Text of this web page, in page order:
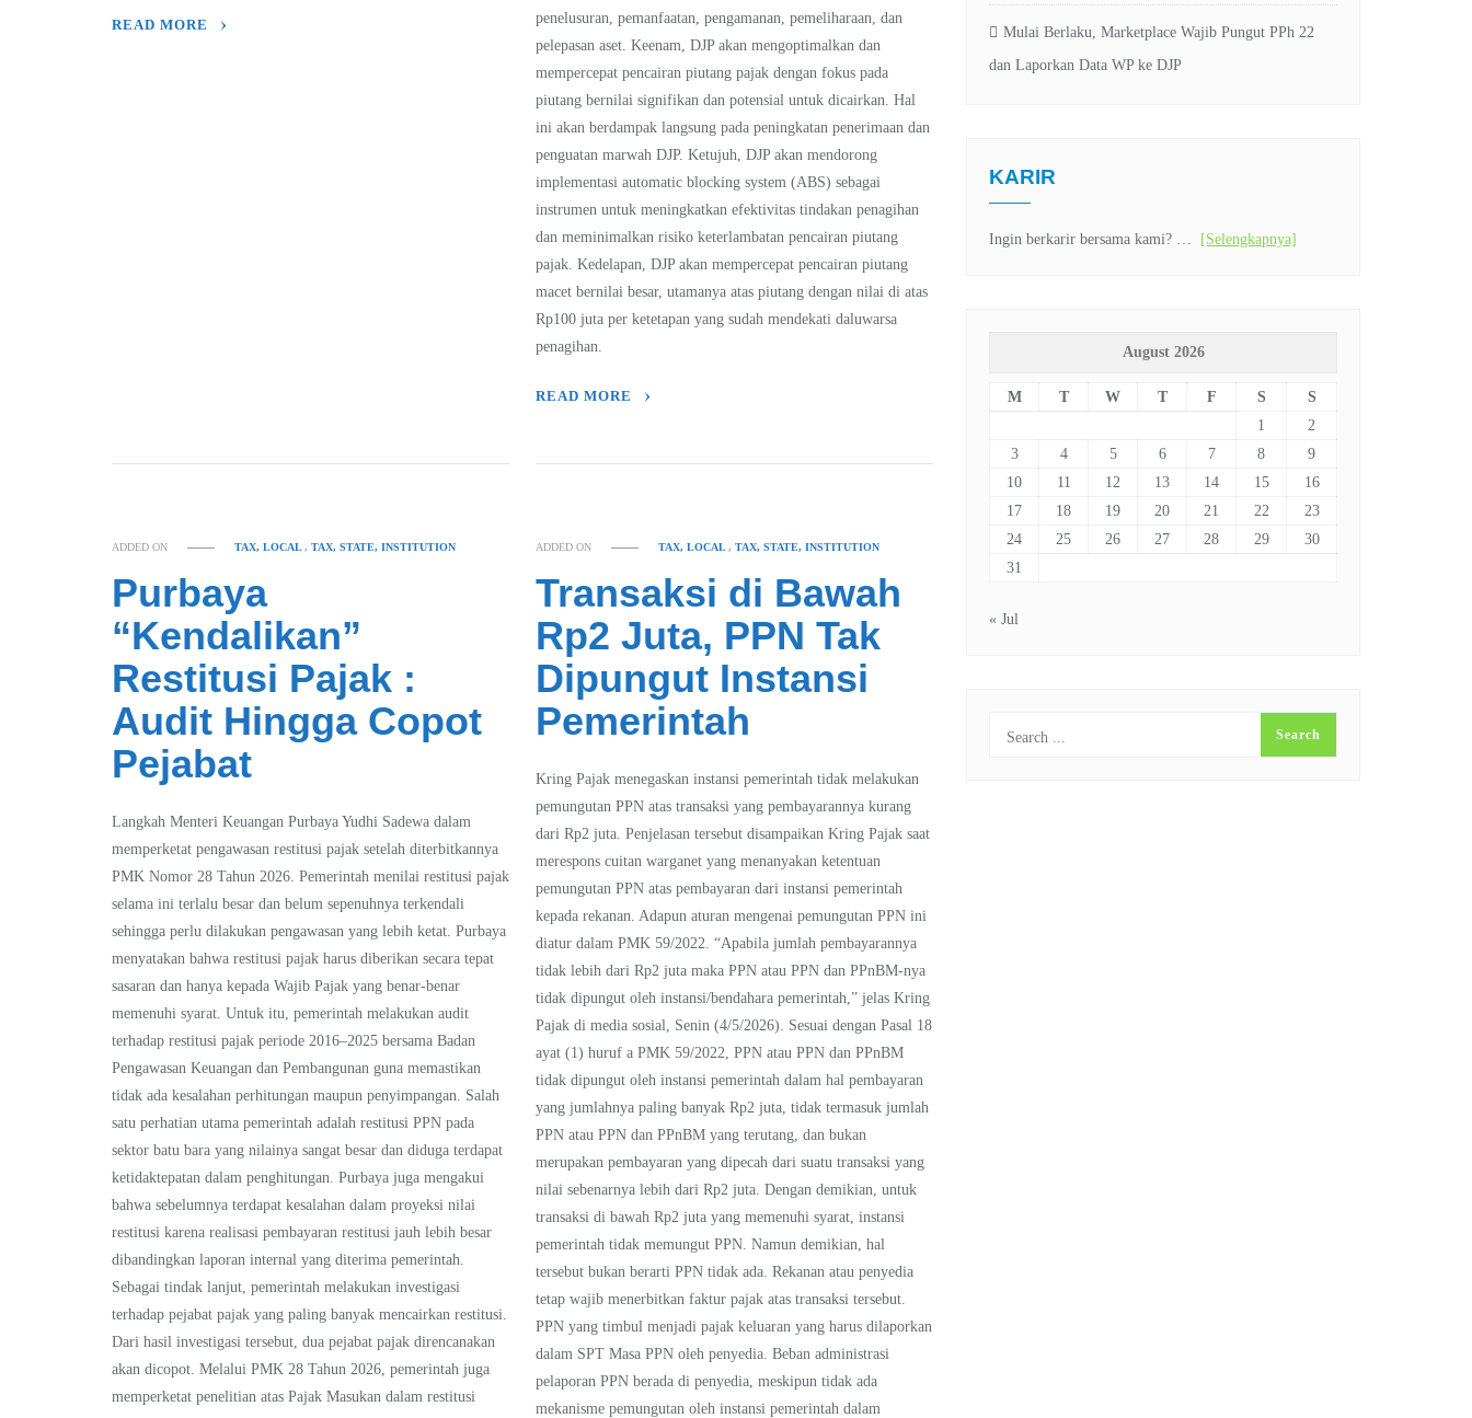
READ MORE
penelusuran, pemanfaatan, pengamanan, pemeliharaan, dan
pelepasan aset. Keenam, DJP akan mengoptimalkan dan
mempercepat pencairan piutang pajak dengan fokus pada
piutang bernilai signifikan dan potensial untuk dicairkan. Hal
ini akan berdampak langsung pada peningkatan penerimaan dan
penguatan marwah DJP. Ketujuh, DJP akan mendorong
implementasi automatic blocking system (ABS) sebagai
instrumen untuk meningkatkan efektivitas tindakan penagihan
dan meminimalkan risiko keterlambatan pencairan piutang
pajak. Kedelapan, DJP akan mempercepat pencairan piutang
macet bernilai besar, utamanya atas piutang dengan nilai di atas
Rp100 juta per ketetapan yang sudah mendekati daluwarsa
penagihan.
READ MORE
ADDED ON TAX, LOCAL,TAX, STATE, INSTITUTION
Purbaya
“Kendalikan”
Restitusi Pajak :
Audit Hingga Copot
Pejabat
Langkah Menteri Keuangan Purbaya Yudhi Sadewa dalam
memperketat pengawasan restitusi pajak setelah diterbitkannya
PMK Nomor 28 Tahun 2026. Pemerintah menilai restitusi pajak
selama ini terlalu besar dan belum sepenuhnya terkendali
sehingga perlu dilakukan pengawasan yang lebih ketat. Purbaya
menyatakan bahwa restitusi pajak harus diberikan secara tepat
sasaran dan hanya kepada Wajib Pajak yang benar-benar
memenuhi syarat. Untuk itu, pemerintah melakukan audit
terhadap restitusi pajak periode 2016–2025 bersama Badan
Pengawasan Keuangan dan Pembangunan guna memastikan
tidak ada kesalahan perhitungan maupun penyimpangan. Salah
satu perhatian utama pemerintah adalah restitusi PPN pada
sektor batu bara yang nilainya sangat besar dan diduga terdapat
ketidaktepatan dalam penghitungan. Purbaya juga mengakui
bahwa sebelumnya terdapat kesalahan dalam proyeksi nilai
restitusi karena realisasi pembayaran restitusi jauh lebih besar
dibandingkan laporan internal yang diterima pemerintah.
Sebagai tindak lanjut, pemerintah melakukan investigasi
terhadap pejabat pajak yang paling banyak mencairkan restitusi.
Dari hasil investigasi tersebut, dua pejabat pajak direncanakan
akan dicopot. Melalui PMK 28 Tahun 2026, pemerintah juga
memperketat penelitian atas Pajak Masukan dalam restitusi
ADDED ON TAX, LOCAL, TAX, STATE, INSTITUTION
Transaksi di Bawah
Rp2 Juta, PPN Tak
Dipungut Instansi
Pemerintah
Kring Pajak menegaskan instansi pemerintah tidak melakukan
pemungutan PPN atas transaksi yang pembayarannya kurang
dari Rp2 juta. Penjelasan tersebut disampaikan Kring Pajak saat
merespons cuitan warganet yang menanyakan ketentuan
pemungutan PPN atas pembayaran dari instansi pemerintah
kepada rekanan. Adapun aturan mengenai pemungutan PPN ini
diatur dalam PMK 59/2022. “Apabila jumlah pembayarannya
tidak lebih dari Rp2 juta maka PPN atau PPN dan PPnBM-nya
tidak dipungut oleh instansi/bendahara pemerintah,” jelas Kring
Pajak di media sosial, Senin (4/5/2026). Sesuai dengan Pasal 18
ayat (1) huruf a PMK 59/2022, PPN atau PPN dan PPnBM
tidak dipungut oleh instansi pemerintah dalam hal pembayaran
yang jumlahnya paling banyak Rp2 juta, tidak termasuk jumlah
PPN atau PPN dan PPnBM yang terutang, dan bukan
merupakan pembayaran yang dipecah dari suatu transaksi yang
nilai sebenarnya lebih dari Rp2 juta. Dengan demikian, untuk
transaksi di bawah Rp2 juta yang memenuhi syarat, instansi
pemerintah tidak memungut PPN. Namun demikian, hal
tersebut bukan berarti PPN tidak ada. Rekanan atau penyedia
tetap wajib menerbitkan faktur pajak atas transaksi tersebut.
PPN yang timbul menjadi pajak keluaran yang harus dilaporkan
dalam SPT Masa PPN oleh penyedia. Beban administrasi
pelaporan PPN berada di penyedia, meskipun tidak ada
mekanisme pemungutan oleh instansi pemerintah dalam
Mulai Berlaku, Marketplace Wajib Pungut PPh 22
dan Laporkan Data WP ke DJP
KARIR
Ingin berkarir bersama kami? … [Selengkapnya]
August 2026
M T W T F S
S
1
2
3
4 5 6 7 8
9
10
11 12 13 14 15
16
17
18 19 20 21 22
23
24
25 26 27 28 29
30
31
« Jul